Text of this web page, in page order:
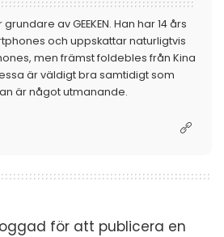
av GEEKEN. Han har 14 års
och uppskattar naturligtvis
men främst foldebles från Kina
är väldigt bra samtidigt som
är något utmanande.
för att publicera en